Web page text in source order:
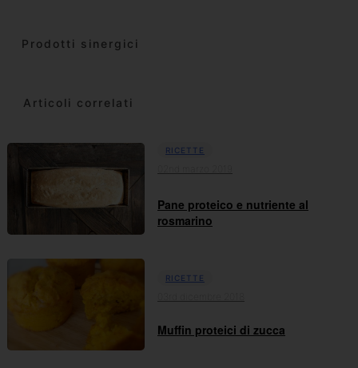
Prodotti sinergici
Articoli correlati
RICETTE
Pane proteico e nutriente al
rosmarino
RICETTE
Muffin proteici di zucca